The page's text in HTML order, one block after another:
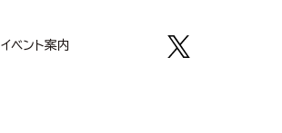
イベント案内